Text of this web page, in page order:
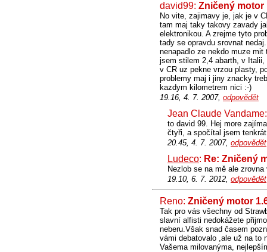
david99: Zničený motor
No vite, zajimavy je, jak je v
tam maj taky takovy zavady
elektronikou. A zrejme tyto
tady se opravdu srovnat
nenapadlo ze nekdo muze
jsem stilem 2,4 abarth, v
v CR uz pekne vrzou plasty,
problemy maj i jiny znacky
kazdym kilometrem nici :-)
19.16, 4. 7. 2007, odpovědět
Jean Claude
to david 99. Hej more
čtyři, a spočítal jsem
20.45, 4. 7. 2007, odpovědět
Ludeco: Re: Zničený
Nezlob se na mě ale
19.10, 6. 7. 2012, odpovědět
Reno: Zničený motor
Tak pro vás všechny od
slavní alfisti nedokážete
neberu.Však snad časem
vámi debatovalo ,ale už na to
Vašema milovanýma,